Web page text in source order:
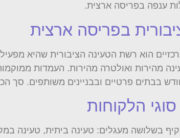
ענפה בפריסה ארצית.
בפריסה ארצית
עמדות טעינה מהירות ואולטרה מהירות.
ובבניינים משותפים. סך הכל, החברה התקינה כ-8,000 עמדות טעינה בישראל
הלקוחות
בשלושה מעגלים: טעינה ביתית, טעינה